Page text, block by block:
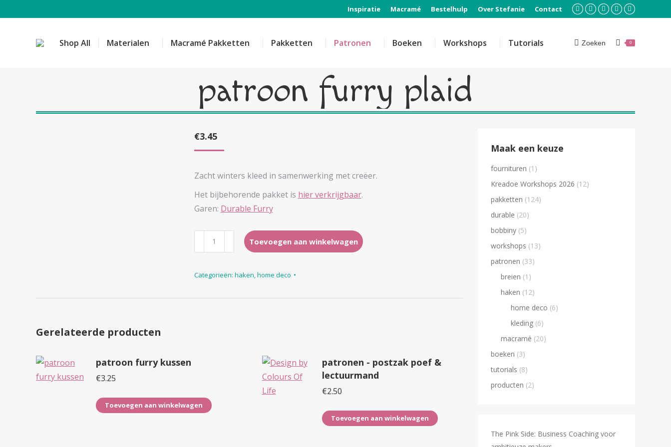
Inspiratie Macramé Bestelhulp Over Stefanie Contact
Facebook
in
Instagram
in
Pinterest
in
YouTube
in
Mail
in
Shop All Materialen Macramé Pakketten Pakketten Patronen Boeken Workshops Tutorials Search:
Zoeken 0
patroon furry plaid
€3.45
Zacht winters kleed in samenwerking met creëer.
Het bijbehorende pakket is hier verkrijgbaar.
Garen: Durable Furry
patroon
furry
aantal
Toevoegen aan winkelwagen
Categorieën: haken,home deco
Gerelateerde producten
patroon furry kussen
€3.25
Toevoegen aan winkelwagen
patronen - postzak poef &
lectuurmand
€2.50
Toevoegen aan winkelwagen
Maak een keuze
fournituren (1)
Kreadoe Workshops 2026 (12)
pakketten (124)
durable (20)
bobbiny (5)
workshops (13)
patronen (33)
breien (1)
haken (12)
home deco (6)
kleding (6)
macramé (20)
boeken (3)
tutorials (8)
producten (2)
The Pink Side: Business Coaching voor